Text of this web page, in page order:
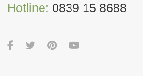
Hotline: 0839 15 8688